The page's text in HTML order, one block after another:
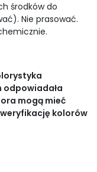
środków do
Nie prasować.
mogą mieć
weryfikację kolorów